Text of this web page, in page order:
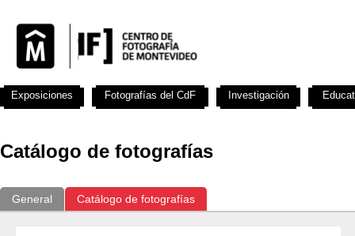
Catálogo de fotografías
General Catálogo de fotografías
Exposiciones Fotografías del CdF Investigación